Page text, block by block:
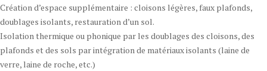
Création d’espace supplémentaire : cloisons légères, faux plafonds,
doublages isolants, restauration d’un sol.
Isolation thermique ou phonique par les doublages des cloisons, des
plafonds et des sols par intégration de matériaux isolants (laine de
verre, laine de roche, etc.)